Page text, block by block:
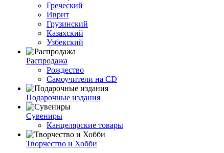
Греческий
Иврит
Грузинский
Казахский
Узбекский
Распродажа
Рождество
Самоучители на CD
Подарочные издания
Сувениры
Канцелярские товары
Творчество и Хобби